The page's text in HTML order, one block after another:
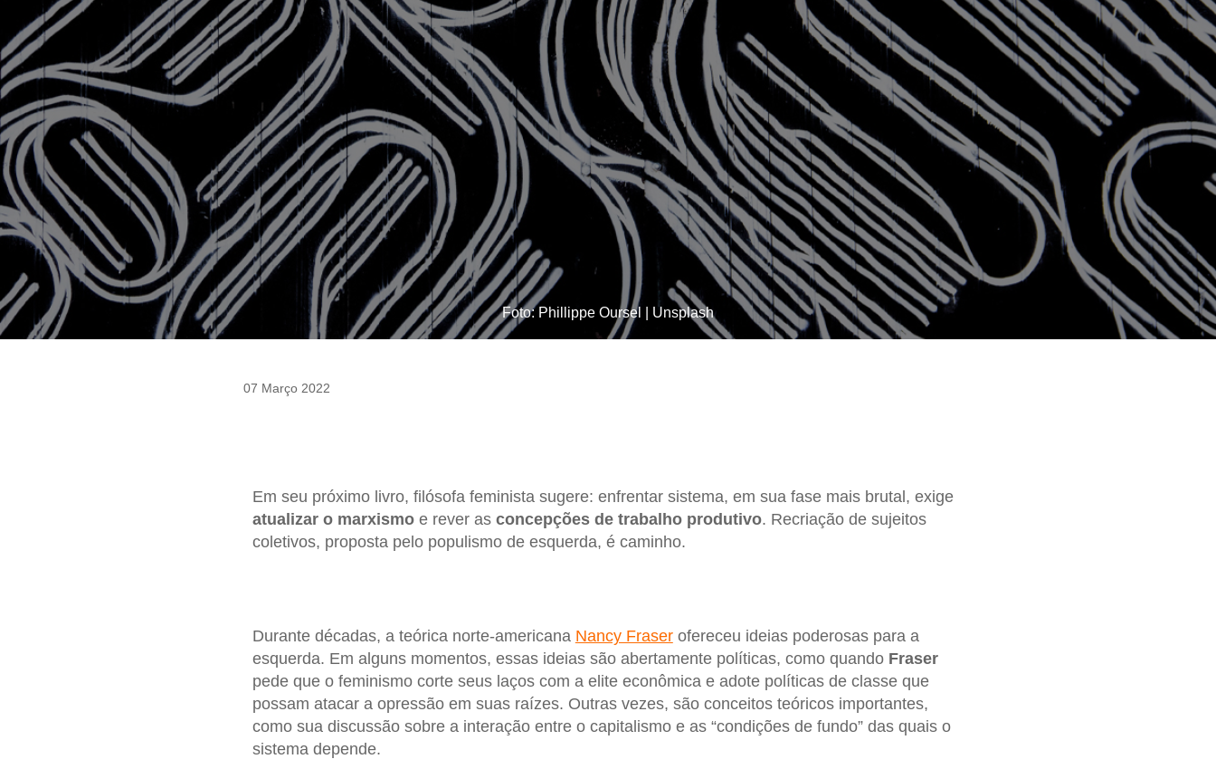
Foto: Phillippe Oursel | Unsplash
07 Março 2022
Em seu próximo livro, filósofa feminista sugere: enfrentar sistema, em sua fase mais brutal, exige
atualizar o marxismoe rever as concepções de trabalho produtivo. Recriação de sujeitos
coletivos, proposta pelo populismo de esquerda, é caminho.
Durante décadas, a teórica norte-americana Nancy Fraserofereceu ideias poderosas para a
esquerda. Em alguns momentos, essas ideias são abertamente políticas, como quando Fraser
pede que o feminismo corte seus laços com a elite econômica e adote políticas de classe que
possam atacar a opressão em suas raízes. Outras vezes, são conceitos teóricos importantes,
como sua discussão sobre a interação entre o capitalismo e as “condições de fundo” das quais o
sistema depende.